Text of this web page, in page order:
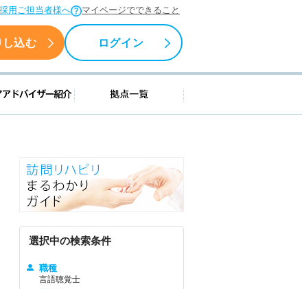
採用ご担当者様へ マイページでできること
込む ログイン
報 キャリアアドバイザー紹介 拠点一覧
選択中の検索条件
職種
言語聴覚士